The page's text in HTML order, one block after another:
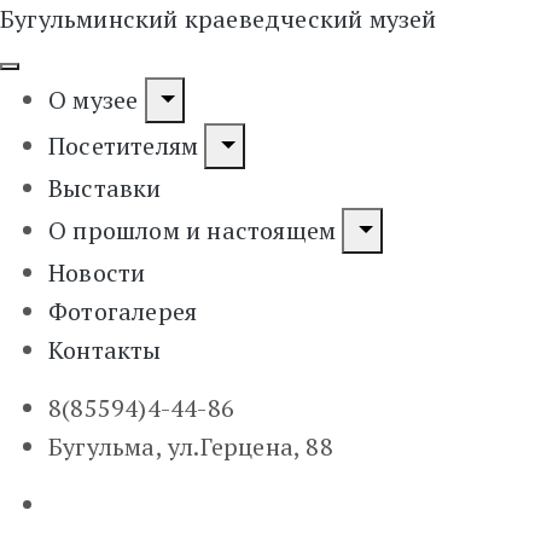
Бугульминский краеведческий музей
О музее
Посетителям
Выставки
О прошлом и настоящем
Новости
Фотогалерея
Контакты
8(85594)4-44-86
Бугульма, ул.Герцена, 88